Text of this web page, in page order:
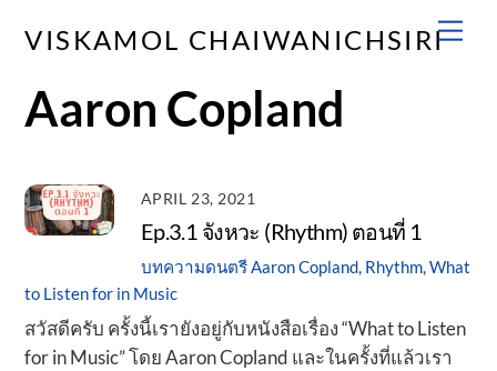
VISKAMOL CHAIWANICHSIRI
Aaron Copland
APRIL 23, 2021
Ep.3.1 จังหวะ (Rhythm) ตอนที่ 1
บทความดนตรีAaron Copland, Rhythm,What
to Listen for in Music
สวัสดีครับ ครั้งนี้เรายังอยู่กับหนังสือเรื่อง “What to Listen
for in Music” โดย Aaron Copland และในครั้งที่แล้วเรา